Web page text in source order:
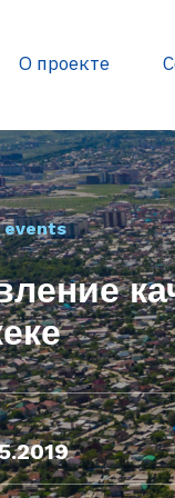
О проекте
и
проектов
данных
WECOOP